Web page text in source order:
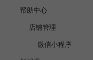
帮助中心
店铺管理
微信小程序